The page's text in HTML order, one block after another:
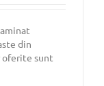
din
oferite sunt